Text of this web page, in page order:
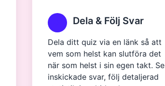
Dela & Följ Svar
Dela ditt quiz via en länk så att
vem som helst kan slutföra det
när som helst i sin egen takt. Se
inskickade svar, följ detaljerad